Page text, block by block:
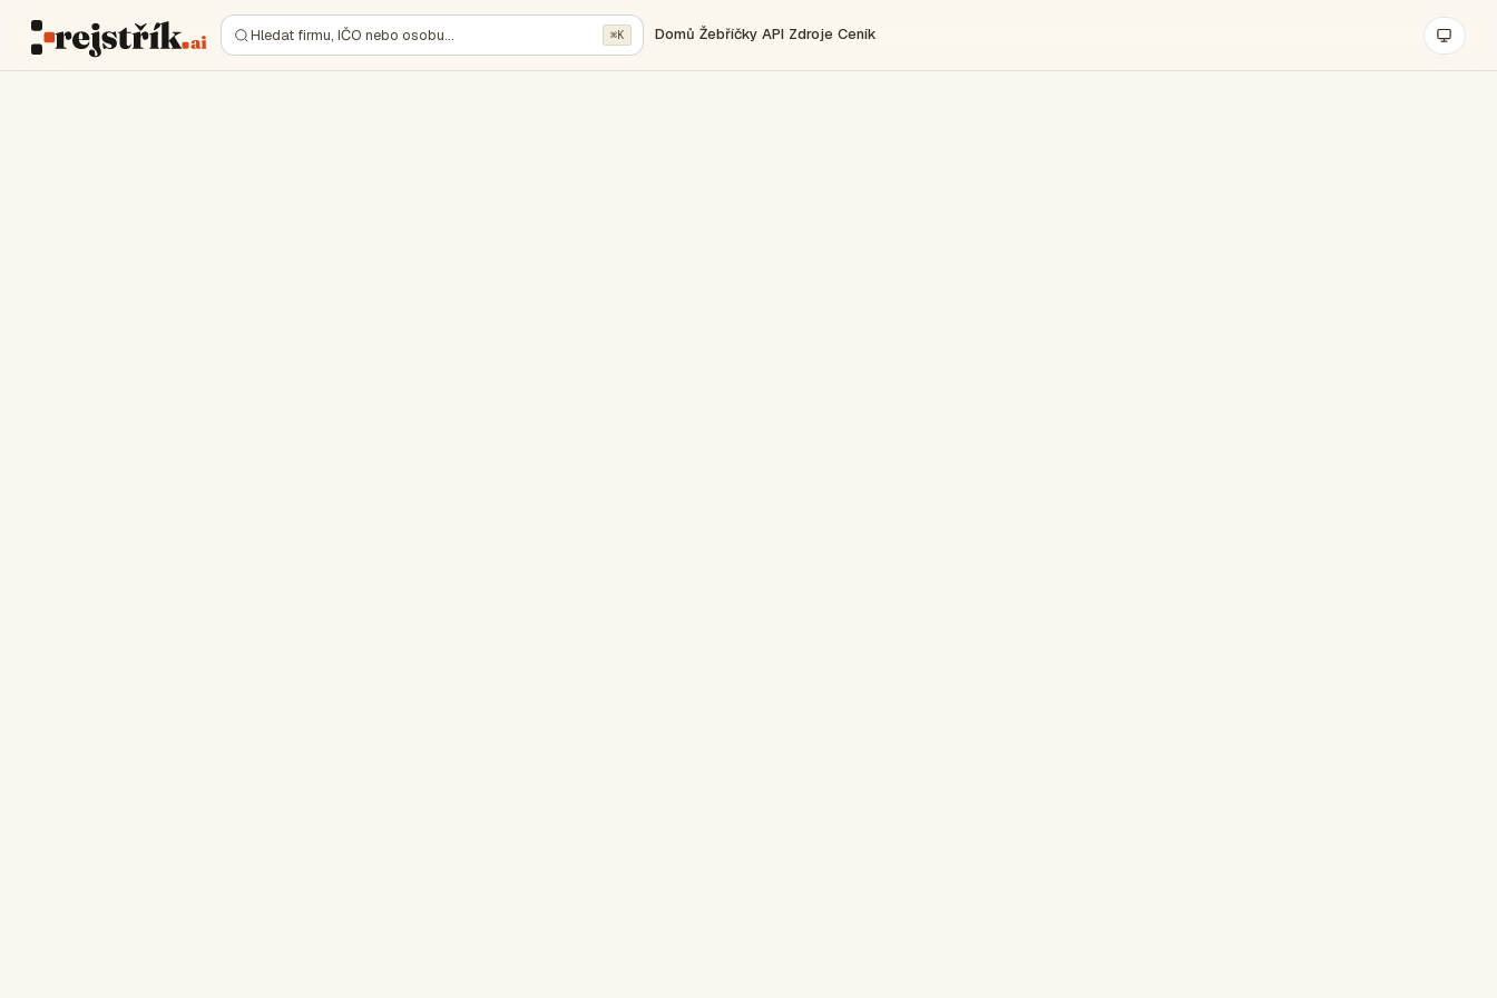
Hledat firmu, IČO nebo osobu… ⌘K Domů Žebříčky API Zdroje Ceník